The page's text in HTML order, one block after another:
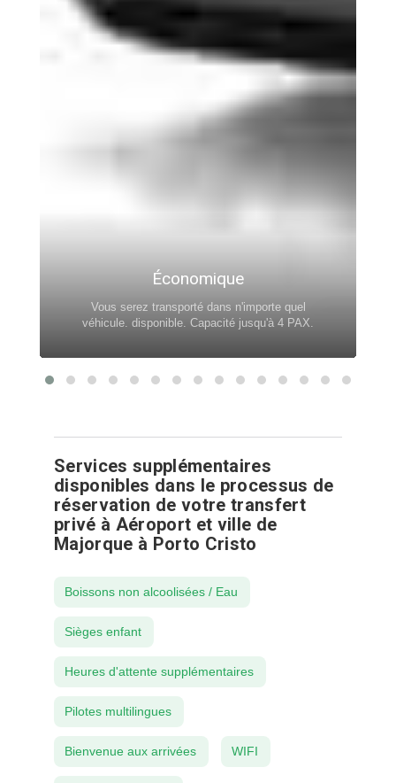
Économique
Vous serez transporté dans n'importe quel
véhicule. disponible. Capacité jusqu'à 4 PAX.
Services supplémentaires
disponibles dans le processus de
réservation de votre transfert
privé à Aéroport et ville de
Majorque à Porto Cristo
Boissons non alcoolisées / Eau
Sièges enfant
Heures d'attente supplémentaires
Pilotes multilingues
Bienvenue aux arrivées WIFI